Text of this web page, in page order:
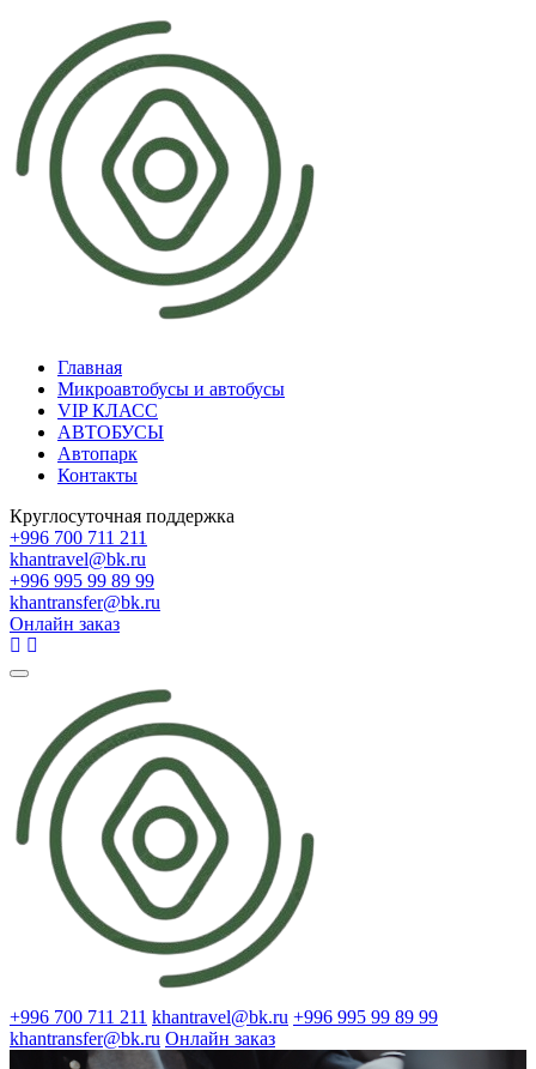
Главная
Микроавтобусы и автобусы
VIP КЛАСС
АВТОБУСЫ
Автопарк
Контакты
Круглосуточная поддержка
+996 700 711 211
khantravel@bk.ru
+996 995 99 89 99
khantransfer@bk.ru
Онлайн заказ
+996 700 711 211 khantravel@bk.ru +996 995 99 89 99
khantransfer@bk.ru Онлайн заказ